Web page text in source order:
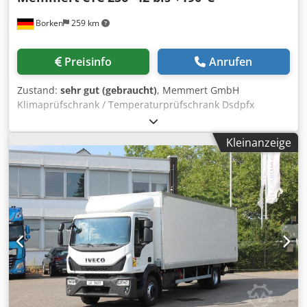
Borken 259 km
Preisinfo Anrufen
Zustand: sehr gut (gebraucht), Memmert GmbH
Klimaprüfschrank / Temperaturprüfschrank Dsdpfx
Acezlidtowewa Gebrauchter Memmert Klimaprüfschrank
Typ CTC 256 für Temperatur- und Klimaprüfungen. Die
Anlage eignet sich für Umweltsimulation, Materialprüfung,
Qualitätssicherung, Forschung und Entwicklung sowie
Belastungs- und Alterungstests. Technische Daten:
Hersteller: Memmert GmbH + Co. KG Typ: CTC 256
Prüfraumvolumen: ca. 256 Liter Prüfraumabmessungen:
ca. 640 x 597 x 670 mm (B x T x H) Gehäuseabmessungen:
ca. 898 x 1100 x 1730 mm (B x T x H) Gewicht: ca. 320 kg
Temperaturbereich: -42 °C bis +190 °C Heizrate: ca. 3,35
K/min Kühlrate: ca. 2,8 K/min Feuchtefunktion vorhanden
Kältemittel: R404A Nennkühlleistung: 2,53 kW Max.
Betriebsüberdruck: 30 bar Netzanschluss: 3/N/PE AC 400 V
Kleinanzeige